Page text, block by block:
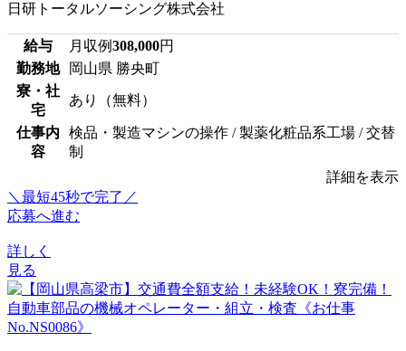
日研トータルソーシング株式会社
給与 月収例308,000円
勤務地
岡山県 勝央町
寮・社
宅
あり（無料）
仕事内
容
検品・製造マシンの操作 / 製薬化粧品系工場 / 交替
制
詳細を表示
＼最短45秒で完了／
応募へ進む
詳しく
見る